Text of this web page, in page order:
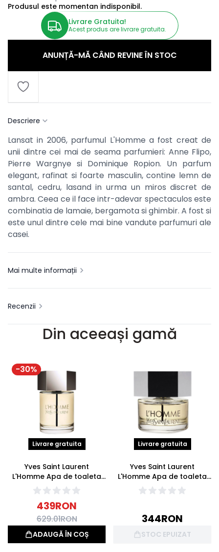
Produsul este momentan indisponibil.
Livrare Gratuita!
Acest produs are livrare gratuita.
ANUNȚĂ-MĂ CÂND REVINE ÎN STOC
Descriere
Lansat in 2006, parfumul L'Homme a fost creat de
unii dintre cei mai de seama parfumieri: Anne Flipo,
Pierre Wargnye si Dominique Ropion. Un parfum
elegant, rafinat si foarte masculin, contine lemn de
santal, cedru, lasand in urma un miros discret de
ambra. Ceea ce il face intr-adevar spectaculos este
combinatia de lamaie, bergamota si ghimbir. A fost si
este unul dintre cele mai bine vandute parfumuri ale
casei.
Mai multe informații
Recenzii
Din aceeași gamă
-30%
Livrare gratuita
Yves Saint Laurent
L'Homme Apa de toaleta
100ml
439RON
629.01RON
ADAUGĂ ÎN COȘ
Livrare gratuita
Yves Saint Laurent
L'Homme Apa de toaleta
40ml
344RON
STOC EPUIZAT